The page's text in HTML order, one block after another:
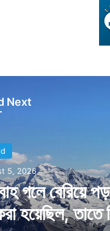
Next
5, 2026
গলে বেরিয়ে
4, 2026